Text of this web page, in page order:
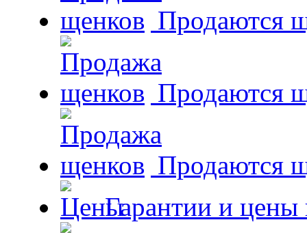
Продаются
Продаются
Продаются
Гарантии и цены